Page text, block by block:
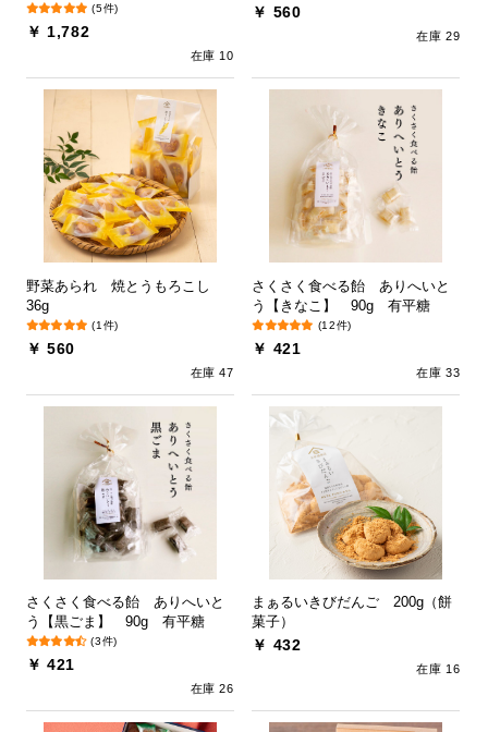
(5件)
￥ 1,782
在庫 10
￥ 560
在庫 29
野菜あられ 焼とうもろこし
36g
(1件)
￥ 560
在庫 47
さくさく食べる飴 ありへいと
う【きなこ】 90g 有平糖
(12件)
￥ 421
在庫 33
さくさく食べる飴 ありへいと
う【黒ごま】 90g 有平糖
(3件)
￥ 421
在庫 26
まぁるいきびだんご 200g（餅
菓子）
￥ 432
在庫 16